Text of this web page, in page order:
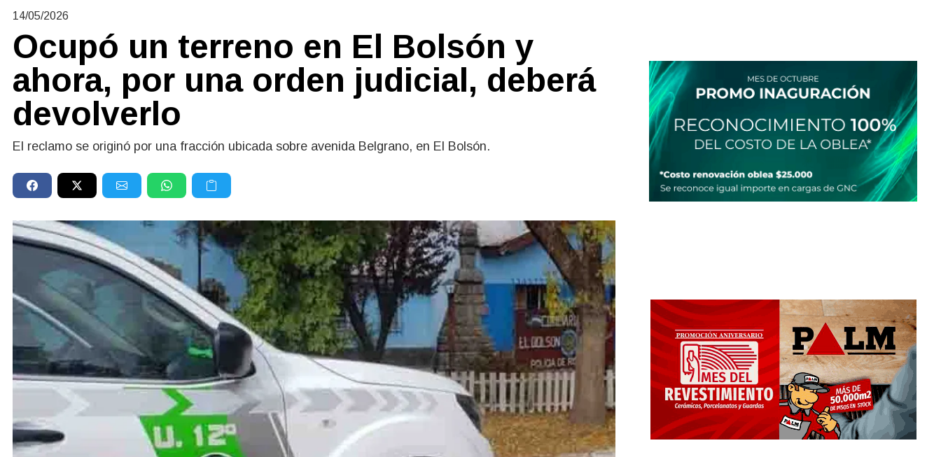
14/05/2026
Ocupó un terreno en El Bolsón y
ahora, por una orden judicial, deberá
devolverlo
El reclamo se originó por una fracción ubicada sobre avenida Belgrano, en El Bolsón.